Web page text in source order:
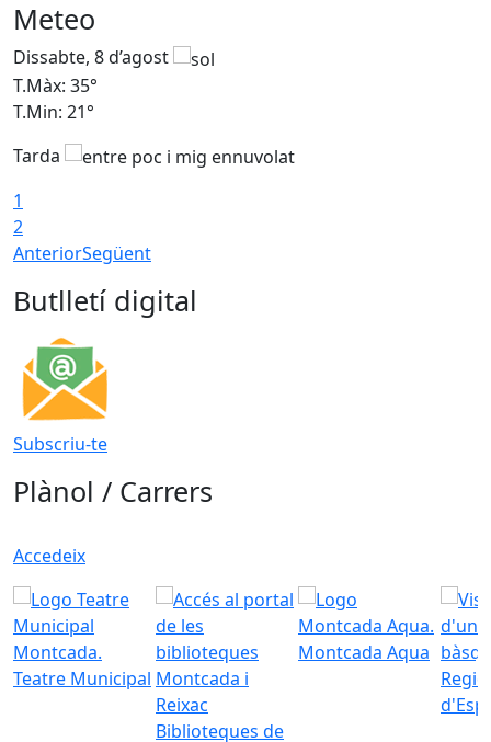
Meteo
Dissabte, 8 d’agost
T.Màx: 35°
T.Min: 21°
Tarda
1
2
AnteriorSegüent
Butlletí digital
Subscriu-te
Plànol / Carrers
Accedeix
Teatre Municipal
Biblioteques de
Montcada Aqua